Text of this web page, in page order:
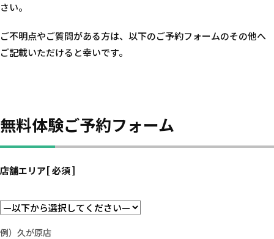
さい。
ご不明点やご質問がある方は、以下のご予約フォームのその他へ
ご記載いただけると幸いです。
無料体験ご予約フォーム
店舗エリア[ 必須 ]
例）久が原店